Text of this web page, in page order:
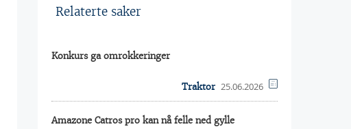
Relaterte saker
Konkurs ga omrokkeringer
Traktor 25.06.2026
Amazone Catros pro kan nå felle ned gylle